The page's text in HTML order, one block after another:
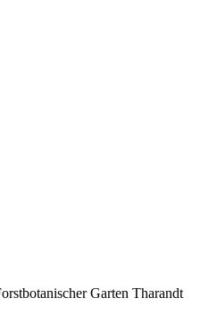
Garten Tharandt